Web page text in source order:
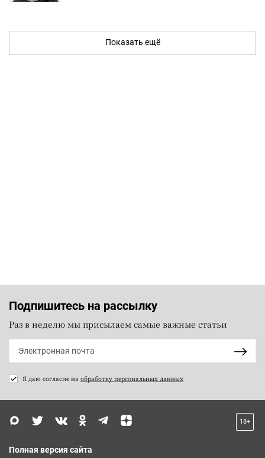
Показать ещё
Подпишитесь на рассылку
Раз в неделю мы присылаем самые важные статьи
Я даю согласие на обработку персональных данных
18+
Полная версия сайта